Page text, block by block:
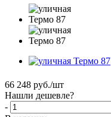
66 248 руб./шт
Нашли дешевле?
-